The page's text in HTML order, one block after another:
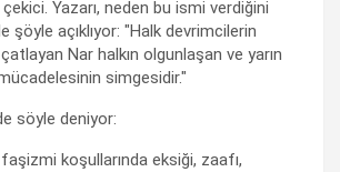
çekici. Yazarı, neden bu ismi verdiğini
şöyle açıklıyor: "Halk devrimcilerin
çatlayan Nar halkın olgunlaşan ve yarın
simgesidir."
söyle deniyor:
koşullarında eksiği, zaafı,